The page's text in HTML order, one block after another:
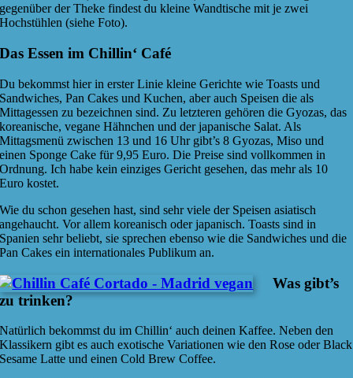
gegenüber der Theke findest du kleine Wandtische mit je zwei
Hochstühlen (siehe Foto).
Das Essen im Chillin‘ Café
Du bekommst hier in erster Linie kleine Gerichte wie Toasts und
Sandwiches, Pan Cakes und Kuchen, aber auch Speisen die als
Mittagessen zu bezeichnen sind. Zu letzteren gehören die Gyozas, das
koreanische, vegane Hähnchen und der japanische Salat. Als
Mittagsmenü zwischen 13 und 16 Uhr gibt’s 8 Gyozas, Miso und
einen Sponge Cake für 9,95 Euro. Die Preise sind vollkommen in
Ordnung. Ich habe kein einziges Gericht gesehen, das mehr als 10
Euro kostet.
Wie du schon gesehen hast, sind sehr viele der Speisen asiatisch
angehaucht. Vor allem koreanisch oder japanisch. Toasts sind in
Spanien sehr beliebt, sie sprechen ebenso wie die Sandwiches und die
Pan Cakes ein internationales Publikum an.
Was gibt’s
zu trinken?
Natürlich bekommst du im Chillin‘ auch deinen Kaffee. Neben den
Klassikern gibt es auch exotische Variationen wie den Rose oder Black
Sesame Latte und einen Cold Brew Coffee.